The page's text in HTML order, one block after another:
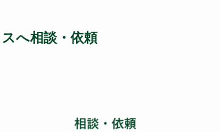
へ相談・依頼